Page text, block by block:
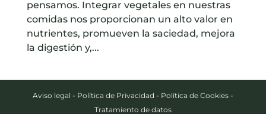
pensamos. Integrar vegetales en nuestras
comidas nos proporcionan un alto valor en
nutrientes, promueven la saciedad, mejora
la digestión y,...
Aviso legal - Política de Privacidad - Política de Cookies-
Tratamiento de datos